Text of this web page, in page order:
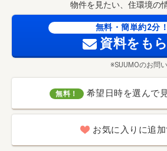
物件を見たい、住環境の
無料・簡単約2分！
資料をも
※SUUMOのお問
無料！ 希望日時を選んで
お気に入りに追加